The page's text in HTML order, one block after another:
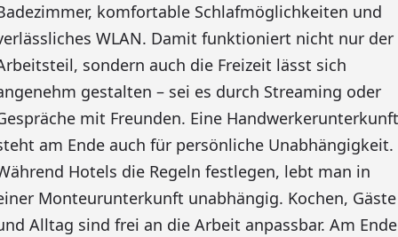
komfortable Schlafmöglichkeiten und
WLAN. Damit funktioniert nicht nur der
sondern auch die Freizeit lässt sich
gestalten – sei es durch Streaming oder
mit Freunden. Eine Handwerkerunterkunft
am Ende auch für persönliche Unabhängigkeit.
Hotels die Regeln festlegen, lebt man in
Monteurunterkunft unabhängig. Kochen, Gäste
Alltag sind frei an die Arbeit anpassbar. Am Ende